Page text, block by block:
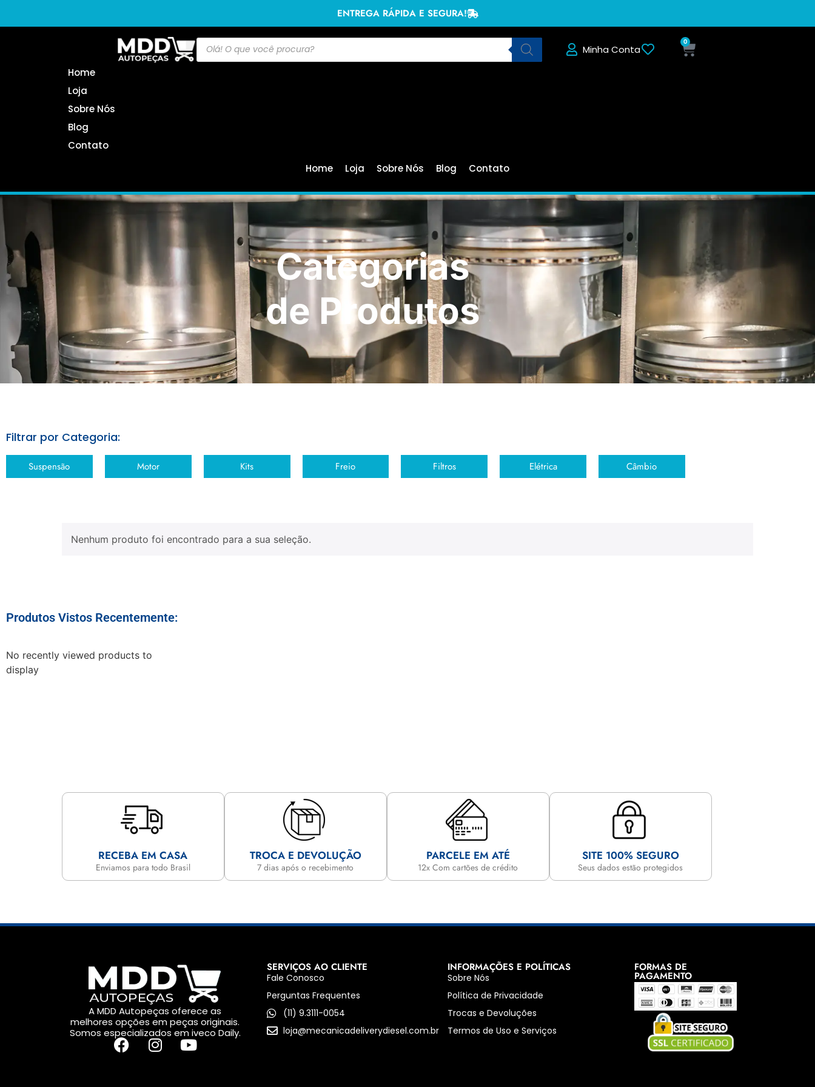
ENTREGA RÁPIDA E SEGURA!
Minha Conta
0
Home
Loja
Sobre Nós
Blog
Contato
Home
Loja Sobre Nós Blog Contato
Categorias
de Produtos
Filtrar por Categoria:
Suspensão Motor Kits Freio Filtros Elétrica Câmbio
Nenhum produto foi encontrado para a sua seleção.
Produtos Vistos Recentemente:
No recently viewed products to
display
RECEBA EM CASA
Enviamos para todo Brasil
TROCA E DEVOLUÇÃO
7 dias após o recebimento
PARCELE EM ATÉ
12x Com cartões de crédito
SITE 100% SEGURO
Seus dados estão protegidos
A MDD Autopeças oferece as
melhores opções em peças originais.
Somos especializados em iveco Daily.
SERVIÇOS AO CLIENTE
Fale Conosco
Perguntas Frequentes
(11) 9.3111-0054
loja@mecanicadeliverydiesel.com.br
INFORMAÇÕES E POLÍTICAS
Sobre Nós
Política de Privacidade
Trocas e Devoluções
Termos de Uso e Serviços
FORMAS DE
PAGAMENTO